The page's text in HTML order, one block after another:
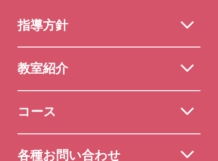
指導方針
教室紹介
コース
各種お問い合わせ